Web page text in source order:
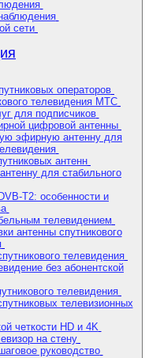
сети
операторов
телевидения МТС
для подписчиков
цифровой антенны
эфирную антенну для
антенн
для стабильного
T2: особенности и
телевидением
антенны спутникового
телевидения
без абонентской
телевидения
телевизионных
телевидение высокой четкости HD и 4K
на стену
руководство